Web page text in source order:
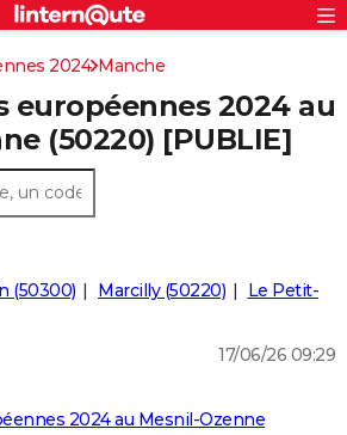
S'inscrire
Connexion
2024 Manche
européennes 2024 au
(50220) [PUBLIE]
(50300) Marcilly (50220)
Le Petit-
17/06/26 09:29
2024 au Mesnil-Ozenne